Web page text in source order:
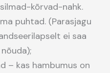
kõrvad-nahk.
puhtad. (Parasjagu
ei saa
– kas hambumus on